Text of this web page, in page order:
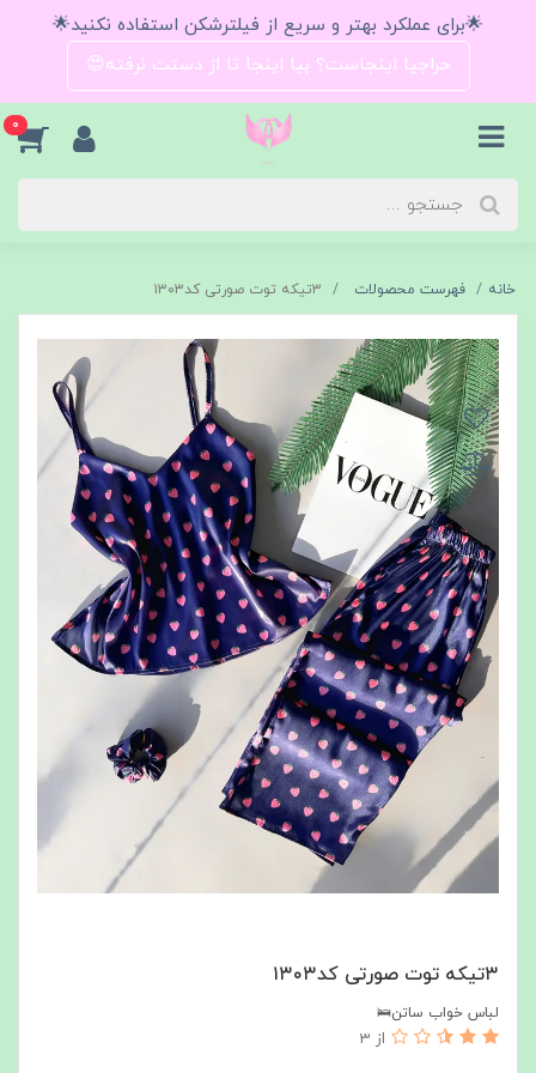
🌟برای عملکرد بهتر و سریع از فیلترشکن استفاده نکنید🌟
حراجیا اینجاست؟ بیا اینجا تا از دستت نرفته😍
0
خانه فهرست محصولات ۳تیکه توت صورتی کد۱۳۰۳
۳تیکه توت صورتی کد۱۳۰۳
لباس خواب ساتن🛌
از 3